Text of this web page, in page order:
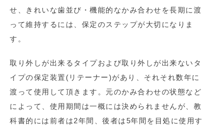
せ、きれいな歯並び・機能的なかみ合わせを長期に渡
って維持するには、保定のステップが大切になりま
す。
取り外しが出来るタイプおよび取り外しが出来ないタ
イプの保定装置(リテーナー)があり、それそれ数年に
渡って使用して頂きます。元のかみ合わせの状態など
によって、使用期間は一概には決められませんが、教
科書的には前者は2年間、後者は5年間を目処に使用す